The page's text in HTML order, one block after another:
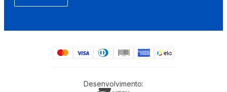
Desenvolvimento: